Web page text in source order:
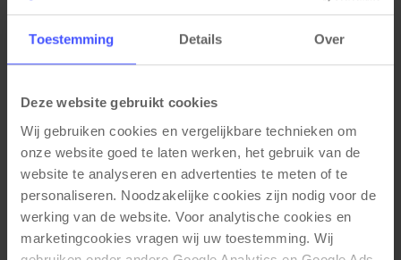
Toestemming Details Over
Deze website gebruikt cookies
Wij gebruiken cookies en vergelijkbare technieken om
onze website goed te laten werken, het gebruik van de
website te analyseren en advertenties te meten of te
personaliseren. Noodzakelijke cookies zijn nodig voor de
werking van de website. Voor analytische cookies en
marketingcookies vragen wij uw toestemming. Wij
Zeer stil (48 decibel geluid bij verstellen)
Snel op hoogte en automatische hoogte
Anti collision (bots beveiliging) met 3 standen
Stroom en oververhitting beveiliging
Spaarstand voor een laag energieverbruik
Gerelateerde producten